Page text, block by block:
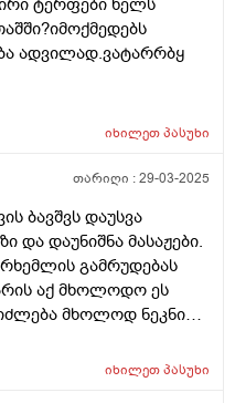
წინა
ვლინდება
მარცხნივ– სიმკვრივე
სასახსრე
სკლეროზულია,
ჩანართებიც,
კიდეებზე
(III ხარისხის
სუპრა–პრეპატერალურ
მომატებული.
ფიბულური სასახსრე
არის. დიდი და მცირე
დესტრუქციული
ტერფები ხელს
ადვილად.ვატარრბყ
იხილეთპასუხი
თარიღი :29-03-2025
ბავშვს დაუსვა
და დაუნიშნა მასაჟები.
გამრუდებას
აქ მხოლოდო ეს
მხოლოდ ნეკნი
იხილეთპასუხი